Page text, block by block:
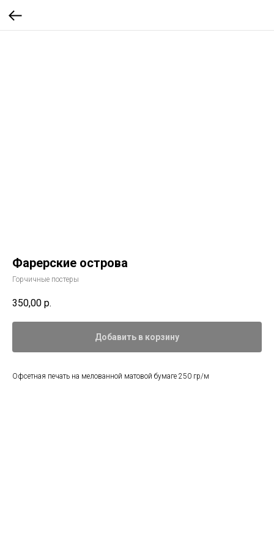
Фарерские острова
Горчичные постеры
350,00 р.
Добавить в корзину
Офсетная печать на мелованной матовой бумаге 250 гр/м